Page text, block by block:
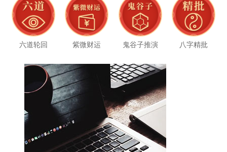
六道轮回 紫微财运 鬼谷子推演 八字精批